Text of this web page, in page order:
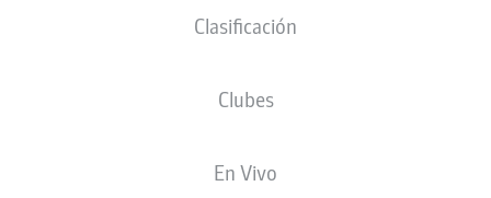
Clasificación
Clubes
En Vivo